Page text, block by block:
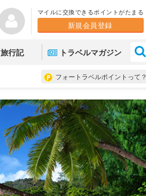
マイルに交換できるポイントがたまる
新規会員登録
旅行記 トラベルマガジン
フォートラベルポイントって？